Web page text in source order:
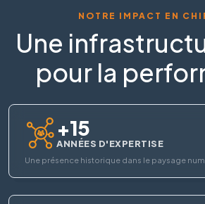
NOTRE IMPACT EN
Une
pour la
+15
ANNÉES D'EXPERTISE
Une présence historique dans le paysage